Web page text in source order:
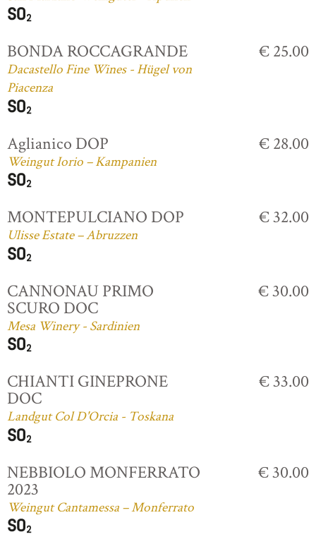
BONDA ROCCAGRANDE
Dacastello Fine Wines - Hügel von
Piacenza
€ 25.00
Aglianico DOP
Weingut Iorio – Kampanien
€ 28.00
MONTEPULCIANO DOP
Ulisse Estate – Abruzzen
€ 32.00
CANNONAU PRIMO
SCURO DOC
Mesa Winery - Sardinien
€ 30.00
CHIANTI GINEPRONE
DOC
Landgut Col D'Orcia - Toskana
€ 33.00
NEBBIOLO MONFERRATO
2023
Weingut Cantamessa – Monferrato
€ 30.00